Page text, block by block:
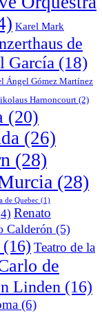
Karel Mark
de
García (18)
Ángel Gómez Martínez
Harnoncourt(2)
(20)
(26)
(28)
(28)
de Quebec (1)
Renato
Calderón (5)
(16) Teatro de la
de
Linden (16)
(6)